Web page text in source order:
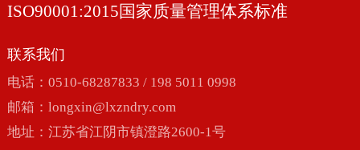
ISO90001:2015国家质量管理体系标准
联系我们
电话：0510-68287833 / 198 5011 0998
邮箱： longxin@lxzndry.com
地址：江苏省江阴市镇澄路2600-1号